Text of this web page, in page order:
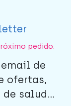
pedido.
de
ofertas,
salud...